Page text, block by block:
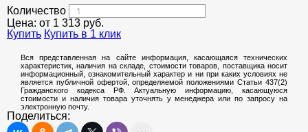
Количество
Цена: от 1 313 руб.
Купить Купить в 1 клик
Вся представленная на сайте информация, касающаяся технических
характеристик, наличия на складе, стоимости товаров, поставщика носит
информационный, ознакомительный характер и ни при каких условиях не
является публичной офертой, определяемой положениями Статьи 437(2)
Гражданского кодекса РФ. Актуальную информацию, касающуюся
стоимости и наличия товара уточнять у менеджера или по запросу на
электронную почту.
Поделиться: